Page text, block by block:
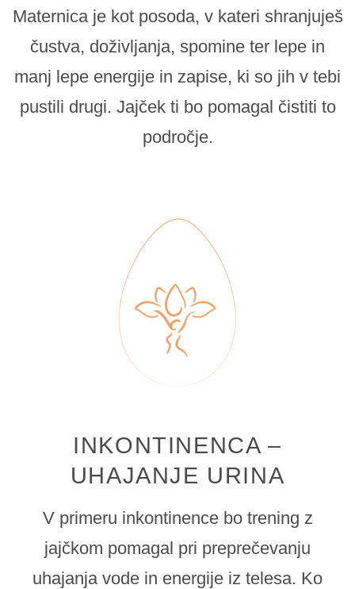
Maternica je kot posoda, v kateri shranjuješ
čustva, doživljanja, spomine ter lepe in
manj lepe energije in zapise, ki so jih v tebi
pustili drugi. Jajček ti bo pomagal čistiti to
področje.
INKONTINENCA –
UHAJANJE URINA
V primeru inkontinence bo trening z
jajčkom pomagal pri preprečevanju
uhajanja vode in energije iz telesa. Ko